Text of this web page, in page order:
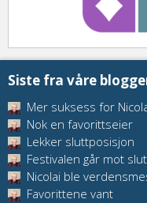
Siste fra våre
Mer suksess for
Nok en favorittseier
Lekker sluttposisjon
Festivalen går mot
Nicolai ble
Favorittene vant